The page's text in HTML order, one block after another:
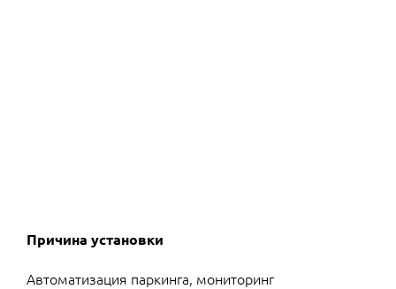
Причина установки
Автоматизация паркинга, мониторинг